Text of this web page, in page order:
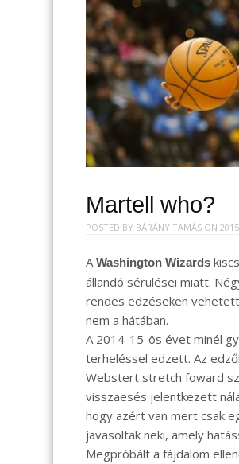
Martell who?
POSTED BY BÁRÁNY TAMÁS ON
AWashington Wizards
állandó sérülései miatt.
rendes edzéseken
nem a hátában.
A 2014-15-ös évet minél
terheléssel edzett. Az
Webstert stretch foward
visszaesés jelentkezett
hogy azért van mert csak
javasoltak neki, amely
Megpróbált a fájdalom